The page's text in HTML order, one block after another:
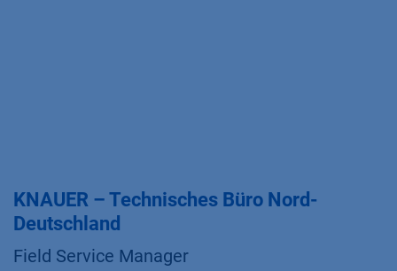
KNAUER – Technisches Büro Nord-
Deutschland
Field Service Manager